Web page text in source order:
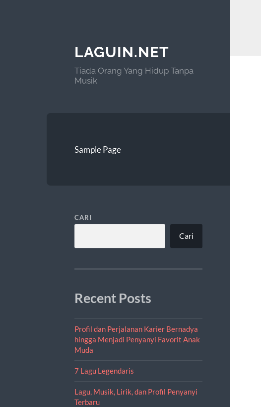
LAGUIN.NET
Tiada Orang Yang Hidup Tanpa
Musik
Sample Page
CARI
Cari
Recent Posts
Profil dan Perjalanan Karier Bernadya
hingga Menjadi Penyanyi Favorit Anak
Muda
7 Lagu Legendaris
Lagu, Musik, Lirik, dan Profil Penyanyi
Terbaru